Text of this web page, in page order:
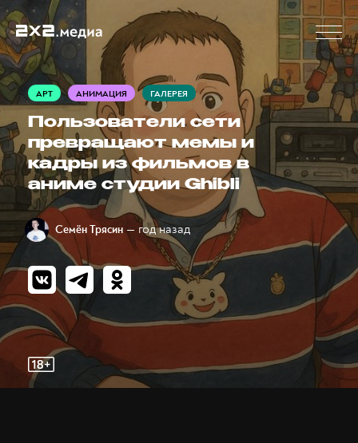
АРТ АНИМАЦИЯ ГАЛЕРЕЯ
Пользователи сети
превращают мемы и
кадры из фильмов в
аниме студии Ghibli
Семён Трясин — год назад